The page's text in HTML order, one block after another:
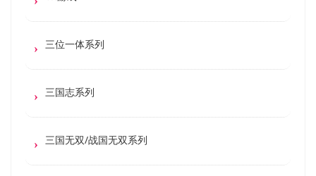
三位一体系列
三国志系列
三国无双/战国无双系列